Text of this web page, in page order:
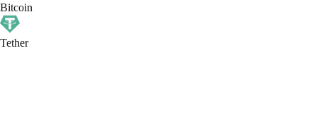
Bitcoin
Tether